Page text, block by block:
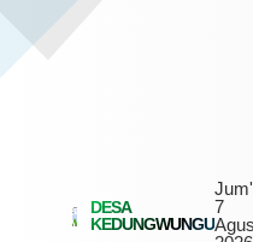
DESA
KEDUNGWUNGU
7